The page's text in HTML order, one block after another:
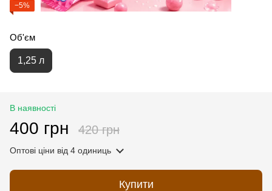
−5%
Об'єм
1,25 л
В наявності
400 грн 420 грн
Оптові ціни від 4 одиниць
Купити